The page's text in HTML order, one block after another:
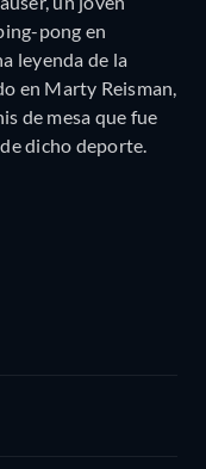
pong en
leyenda de la
en Marty Reisman,
de mesa que fue
dicho deporte.